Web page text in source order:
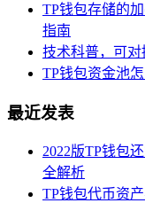
TP钱包存储的
指南
技术科普，可
TP钱包资金池
最近发表
2022版TP钱包
全解析
TP钱包代币资